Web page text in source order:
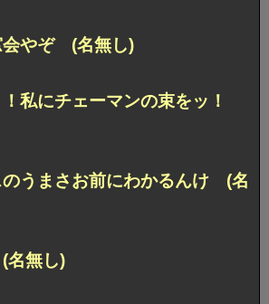
会やぞ (名無し)
！私にチェーマンの束をッ！
のうまさお前にわかるんけ (名
無し)